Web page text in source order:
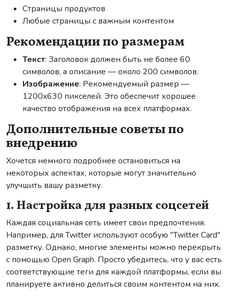
Страницы продуктов
Любые страницы с важным контентом
Рекомендации по размерам
Текст: Заголовок должен быть не более 60
символов, а описание — около 200 символов.
Изображение: Рекомендуемый размер —
1200x630 пикселей. Это обеспечит хорошее
качество отображения на всех платформах.
Дополнительные советы по
внедрению
Хочется немного подробнее остановиться на
некоторых аспектах, которые могут значительно
улучшить вашу разметку.
1. Настройка для разных соцсетей
Каждая социальная сеть имеет свои предпочтения.
Например, для Twitter используют особую "Twitter Card"
разметку. Однако, многие элементы можно перекрыть
с помощью Open Graph. Просто убедитесь, что у вас есть
соответствующие теги для каждой платформы, если вы
планируете активно делиться своим контентом на них.